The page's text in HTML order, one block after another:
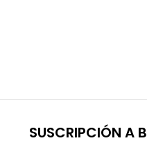
SUSCRIPCIÓN A